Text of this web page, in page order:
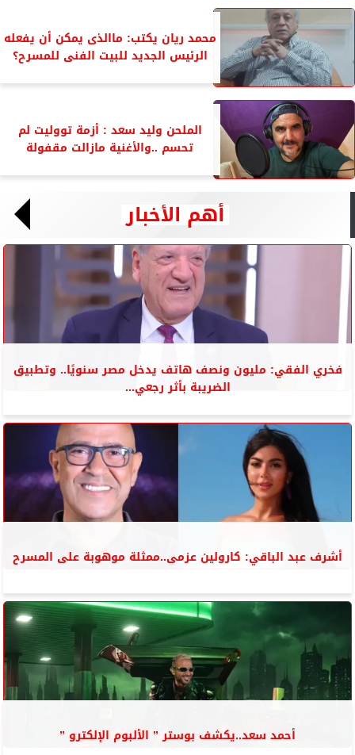
محمد ريان يكتب: ماالذى يمكن أن يفعله
الرئيس الجديد للبيت الفنى للمسرح؟
الملحن وليد سعد : أزمة تووليت لم
تحسم ..والأغنية مازالت مقفولة
أهم الأخبار
فخري الفقي: مليون ونصف هاتف يدخل مصر سنويًا.. وتطبيق
الضريبة بأثر رجعي...
أشرف عبد الباقي: كارولين عزمى..ممثلة موهوبة على المسرح
أحمد سعد..يكشف بوستر ” الألبوم الإلكترو ”